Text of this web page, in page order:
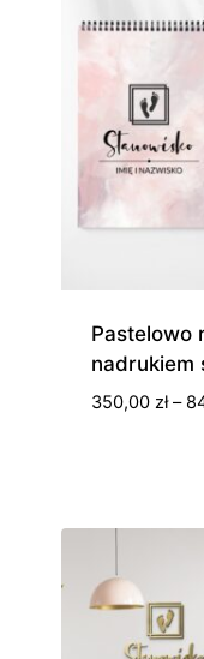
Pastelowo
nadrukiem
350,00 zł –